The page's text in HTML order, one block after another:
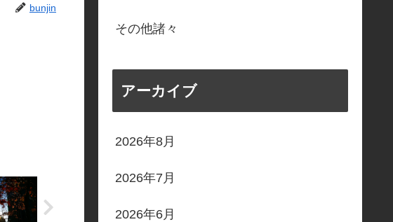
bunjin
その他諸々
アーカイブ
2026年8月
2026年7月
2026年6月